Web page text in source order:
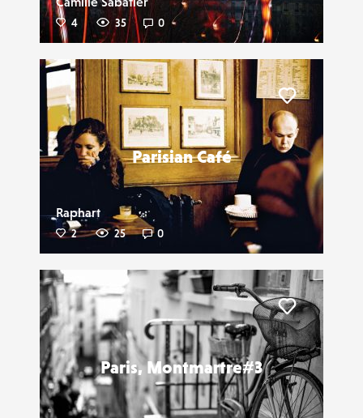
4 35 0
Parisian Café
Raphart
2 25 0
Paris, Montmartre#3
Liker